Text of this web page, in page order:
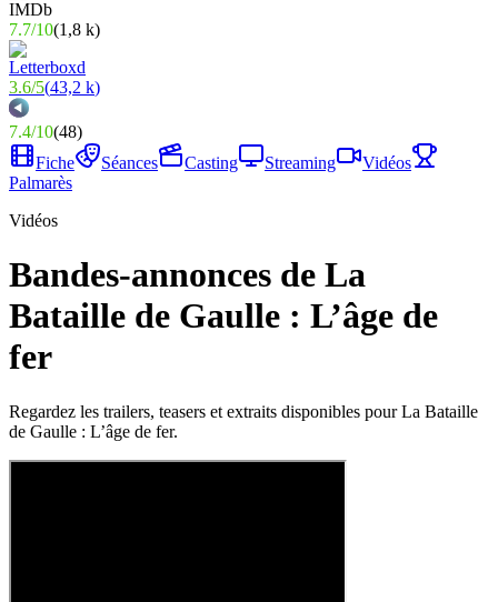
7.7/10(1,8 k)
3.6/5(43,2 k)
7.4/10(48)
Fiche
Séances Casting Streaming
Vidéos
Palmarès
Vidéos
Bandes-annonces de La
Bataille de Gaulle : L’âge de
fer
Regardez les trailers, teasers et extraits disponibles pour La Bataille
de Gaulle : L’âge de fer.